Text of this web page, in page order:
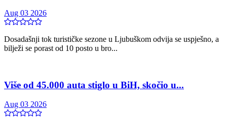
Aug 03 2026
Dosadašnji tok turističke sezone u Ljubuškom odvija se uspješno, a
bilježi se porast od 10 posto u bro...
Više od 45.000 auta stiglo u BiH, skočio u...
Aug 03 2026